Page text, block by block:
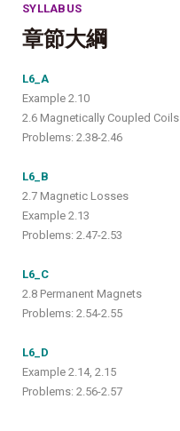
SYLLABUS
章節大綱
L6_A
Example 2.10
2.6 Magnetically Coupled Coils
Problems: 2.38-2.46
L6_B
2.7 Magnetic Losses
Example 2.13
Problems: 2.47-2.53
L6_C
2.8 Permanent Magnets
Problems: 2.54-2.55
L6_D
Example 2.14, 2.15
Problems: 2.56-2.57